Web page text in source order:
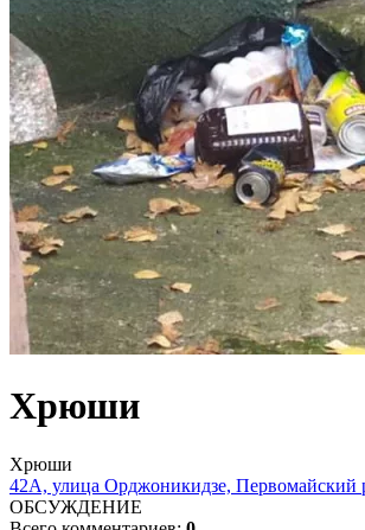
Хрюши
Хрюши
42А, улица Орджоникидзе, Первомайский
ОБСУЖДЕНИЕ